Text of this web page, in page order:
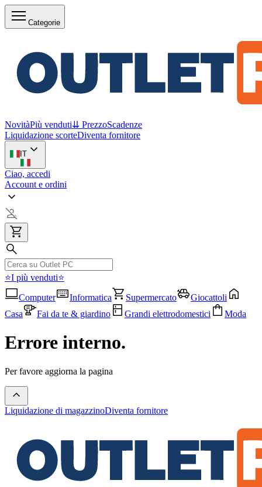
Categorie
NovitàPiù venduti⇊ PrezzoScadenze
Liquidazione scorteDiventa fornitore
IT
Ciao, accedi
Account e ordini
⭐I più venduti⭐
Computer
Informatica Supermercato
Giocattoli
Casa
Fai da te & giardino Grandi elettrodomestici Moda
Errore interno.
Per favore aggiorna la pagina
Liquidazione di magazzinoDiventa fornitore